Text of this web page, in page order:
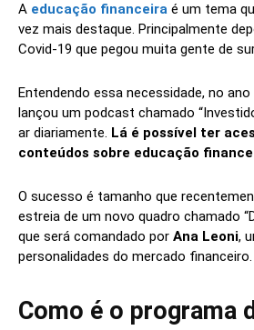
A educação financeira é um tema
vez mais destaque. Principalmente
Covid-19 que pegou muita gente de
Entendendo essa necessidade, no
lançou um podcast chamado
ar diariamente. Lá é possível ter
conteúdos sobre educação
O sucesso é tamanho que
estreia de um novo quadro chamado
que será comandado por Ana Leoni,
personalidades do mercado financeiro.
Como é o programa